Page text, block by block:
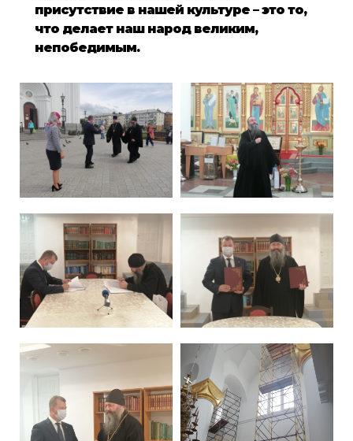
присутствие в нашей культуре – это то,
что делает наш народ великим,
непобедимым.